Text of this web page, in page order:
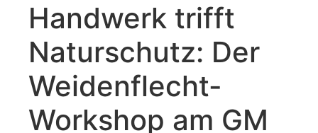
Handwerk trifft
Naturschutz: Der
Weidenflecht-
Workshop am GM